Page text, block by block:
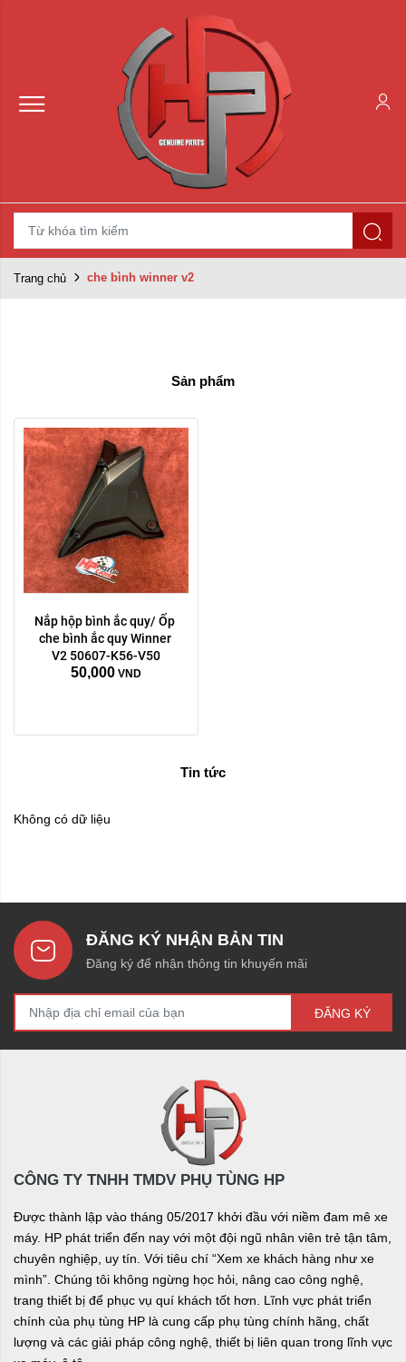
Trang chủ che bình winner v2
Sản phẩm
Nắp hộp bình ắc quy/ Ốp
che bình ắc quy Winner
V2 50607-K56-V50
50,000 VND
Tin tức
Không có dữ liệu
ĐĂNG KÝ NHẬN BẢN TIN
Đăng ký để nhận thông tin khuyến mãi
ĐĂNG KÝ
CÔNG TY TNHH TMDV PHỤ TÙNG HP
Được thành lập vào tháng 05/2017 khởi đầu với niềm đam mê xe
máy. HP phát triển đến nay với một đội ngũ nhân viên trẻ tận tâm,
chuyên nghiệp, uy tín. Với tiêu chí “Xem xe khách hàng như xe
mình”. Chúng tôi không ngừng học hỏi, nâng cao công nghệ,
trang thiết bị để phục vụ quí khách tốt hơn. Lĩnh vực phát triển
chính của phụ tùng HP là cung cấp phụ tùng chính hãng, chất
lượng và các giải pháp công nghệ, thiết bị liên quan trong lĩnh vực